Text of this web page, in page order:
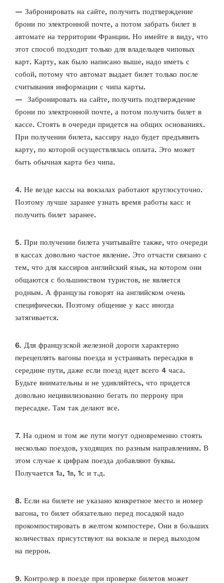
— Забронировать на сайте, получить подтверждение
брони по электронной почте, а потом забрать билет в
автомате на территории Франции. Но имейте в виду, что
этот способ подходит только для владельцев чиповых
карт. Карту, как было написано выше, надо иметь с
собой, потому что автомат выдает билет только после
считывания информации с чипа карты.
— Забронировать на сайте, получить подтверждение
брони по электронной почте, а потом получить билет в
кассе. Стоять в очереди придется на общих основаниях.
При получении билета, кассиру надо будет предъявить
карту, по которой осуществлялась оплата. Это может
быть обычная карта без чипа.
4. Не везде кассы на вокзалах работают круглосуточно.
Поэтому лучше заранее узнать время работы касс и
получить билет заранее.
5. При получении билета учитывайте также, что очереди
в кассах довольно частое явление. Это отчасти связано с
тем, что для кассиров английский язык, на котором они
общаются с большинством туристов, не является
родным. А французы говорят на английском очень
специфически. Поэтому общение у касс иногда
затягивается.
6. Для французской железной дороги характерно
перецеплять вагоны поезда и устраивать пересадки в
середине пути, даже если поезд идет всего 4 часа.
Будьте внимательны и не удивляйтесь, что придется
довольно нецивилизованно бегать по перрону при
пересадке. Там так делают все.
7. На одном и том же пути могут одновременно стоять
несколько поездов, уходящих по разным направлениям. В
этом случае к цифрам поезда добавляют буквы.
Получается 1а, 1в, 1с и т.д.
8. Если на билете не указано конкретное место и номер
вагона, то билет обязательно перед посадкой надо
прокомпостировать в желтом компостере. Они в больших
количествах присутствуют на вокзале и перед выходом
на перрон.
9. Контролер в поезде при проверке билетов может